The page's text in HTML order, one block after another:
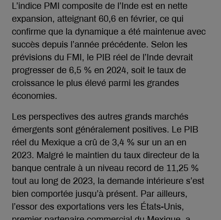
L’indice PMI composite de l’Inde est en nette
expansion, atteignant 60,6 en février, ce qui
confirme que la dynamique a été maintenue avec
succès depuis l’année précédente. Selon les
prévisions du FMI, le PIB réel de l’Inde devrait
progresser de 6,5 % en 2024, soit le taux de
croissance le plus élevé parmi les grandes
économies.
Les perspectives des autres grands marchés
émergents sont généralement positives. Le PIB
réel du Mexique a crû de 3,4 % sur un an en
2023. Malgré le maintien du taux directeur de la
banque centrale à un niveau record de 11,25 %
tout au long de 2023, la demande intérieure s’est
bien comportée jusqu’à présent. Par ailleurs,
l’essor des exportations vers les États-Unis,